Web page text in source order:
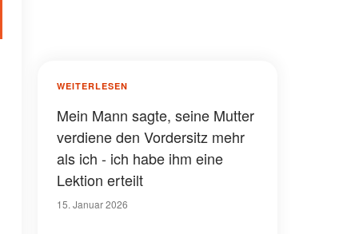
WEITERLESEN
Mein Mann sagte, seine Mutter
verdiene den Vordersitz mehr
als ich - ich habe ihm eine
Lektion erteilt
15. Januar 2026